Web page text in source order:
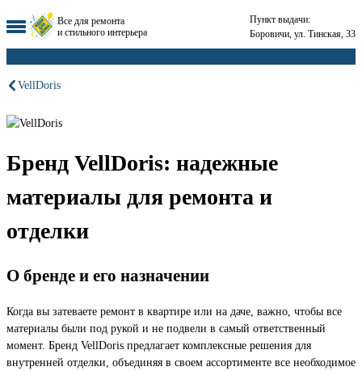
Все для ремонта
и стильного интерьера
Пункт выдачи:
Боровичи, ул. Тинская, 33
VellDoris
Бренд VellDoris: надежные
материалы для ремонта и
отделки
О бренде и его назначении
Когда вы затеваете ремонт в квартире или на даче, важно, чтобы все
материалы были под рукой и не подвели в самый ответственный
момент. Бренд VellDoris предлагает комплексные решения для
внутренней отделки, объединяя в своем ассортименте все необходимое